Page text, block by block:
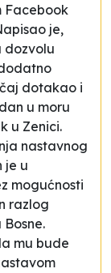
Facebook
je,
dozvolu
dotakao i
u moru
u Zenici.
nastavnog
je u
mogućnosti
razlog
mu bude